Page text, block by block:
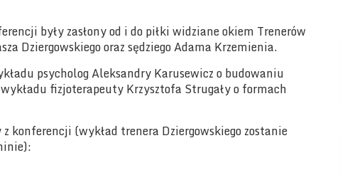
były zasłony od i do piłki widziane okiem Trenerów
Dziergowskiego oraz sędziego Adama Krzemienia.
psycholog Aleksandry Karusewicz o budowaniu
fizjoterapeuty Krzysztofa Strugały o formach
konferencji (wykład trenera Dziergowskiego zostanie